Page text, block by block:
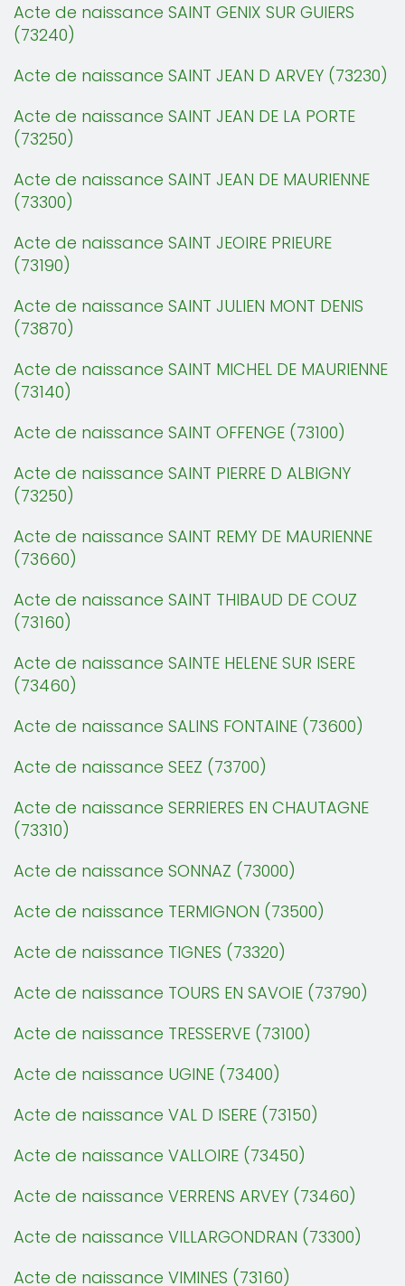
Acte de naissance SAINT GENIX SUR GUIERS
(73240)
Acte de naissance SAINT JEAN D ARVEY (73230)
Acte de naissance SAINT JEAN DE LA PORTE
(73250)
Acte de naissance SAINT JEAN DE MAURIENNE
(73300)
Acte de naissance SAINT JEOIRE PRIEURE
(73190)
Acte de naissance SAINT JULIEN MONT DENIS
(73870)
Acte de naissance SAINT MICHEL DE MAURIENNE
(73140)
Acte de naissance SAINT OFFENGE (73100)
Acte de naissance SAINT PIERRE D ALBIGNY
(73250)
Acte de naissance SAINT REMY DE MAURIENNE
(73660)
Acte de naissance SAINT THIBAUD DE COUZ
(73160)
Acte de naissance SAINTE HELENE SUR ISERE
(73460)
Acte de naissance SALINS FONTAINE (73600)
Acte de naissance SEEZ (73700)
Acte de naissance SERRIERES EN CHAUTAGNE
(73310)
Acte de naissance SONNAZ (73000)
Acte de naissance TERMIGNON (73500)
Acte de naissance TIGNES (73320)
Acte de naissance TOURS EN SAVOIE (73790)
Acte de naissance TRESSERVE (73100)
Acte de naissance UGINE (73400)
Acte de naissance VAL D ISERE (73150)
Acte de naissance VALLOIRE (73450)
Acte de naissance VERRENS ARVEY (73460)
Acte de naissance VILLARGONDRAN (73300)
Acte de naissance VIMINES (73160)